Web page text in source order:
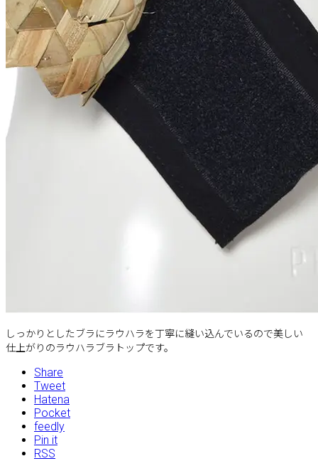
しっかりとしたブラにラウハラを丁寧に縫い込んでいるので美しい
仕上がりのラウハラブラトップです。
Share
Tweet
Hatena
Pocket
feedly
Pin it
RSS